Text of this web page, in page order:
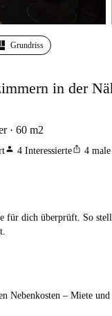
Grundriss
in der
60 m2
person 4 Interessierteios_share 4
für dich überprüft. So
Nebenkosten – Miete